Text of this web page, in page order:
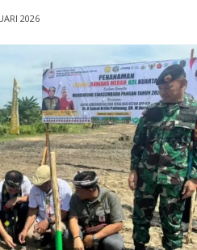
2026